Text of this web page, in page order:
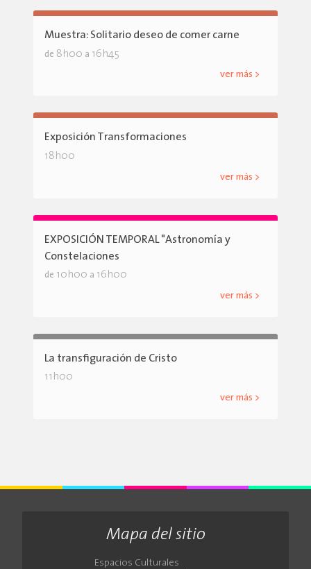
Muestra: Solitario deseo de comer carne
de 8h00 a 16h45
ver más >
Exposición Transformaciones
18h00
ver más >
EXPOSICIÓN TEMPORAL "Astronomía y
Constelaciones
de 10h00 a 16h00
ver más >
La transfiguración de Cristo
11h00
ver más >
Mapa del sitio
Espacios Culturales